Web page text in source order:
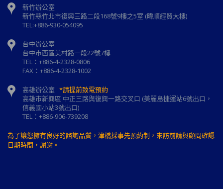
新竹辦公室
新⽵縣⽵北市復興三路⼆段168號9樓之5室 (暐順經貿大樓)
TEL:+886-930-054095
台中辦公室
台中市西區美村路一段22號7樓
TEL：+886-4-2328-0806
FAX：+886-4-2328-1002
高雄辦公室 *請提前致電預約
高雄市新興區 中正三路與復興一路交叉口 (美麗島捷運站6號出口，
信義國小站3號出口)
TEL：+886-906-739208
為了讓您擁有良好的諮詢品質，津橋採事先預約制，來訪前請與顧問確認
日期時間，謝謝。